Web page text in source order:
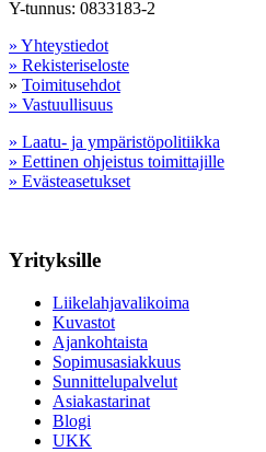
Y-tunnus: 0833183-2
» Yhteystiedot
» Rekisteriseloste
» Toimitusehdot
» Vastuullisuus
» Laatu- ja ympäristöpolitiikka
» Eettinen ohjeistus toimittajille
» Evästeasetukset
Yrityksille
Liikelahjavalikoima
Kuvastot
Ajankohtaista
Sopimusasiakkuus
Sunnittelupalvelut
Asiakastarinat
Blogi
UKK